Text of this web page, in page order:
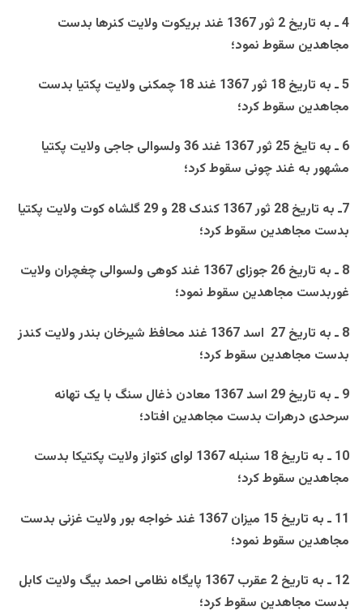
4 ـ به تاريخ 2 ثور 1367 غند بريکوت ولايت کنرها بدست
مجاهدين سقوط نمود؛
5 ـ به تاريخ 18 ثور 1367 غند 18 چمکنی ولايت پکتيا بدست
مجاهدين سقوط کرد؛
6 ـ به تايخ 25 ثور 1367 غند 36 ولسوالی جاجی ولايت پکتيا
مشهور به غند چونی سقوط کرد؛
7ـ به تاريخ 28 ثور 1367 کندک 28 و 29 گلشاه کوت ولايت پکتيا
بدست مجاهدين سقوط کرد؛
8 ـ به تاريخ 26 جوزای 1367 غند کوهی ولسوالی چغچران ولايت
غوربدست مجاهدين سقوط نمود؛
8 ـ به تاريخ 27 اسد 1367 غند محافظ شيرخان بندر ولايت کندز
بدست مجاهدين سقوط کرد؛
9
ـ به تاريخ 29 اسد 1367 معادن ذغال سنگ با يک تهانه
سرحدی درهرات بدست مجاهدين افتاد؛
10 ـ به تاريخ 18 سنبله 1367 لوای کتواز ولايت پکتيکا بدست
مجاهدين سقوط کرد؛
11 ـ به تاريخ 15 ميزان 1367 غند خواجه بور ولايت غزنی بدست
مجاهدين سقوط نمود؛
12 ـ به تاريخ 2 عقرب 1367 پايگاه نظامی احمد بيگ ولايت کابل
بدست مجاهدين سقوط کرد؛